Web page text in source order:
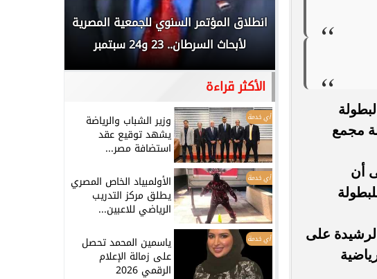
مجمع
أن
على
أوبو تطلق سلسلة رينو 16 في المملكة
لافت وقدرات...
انطلاق المؤتمر السنوي للجمعية المصرية
لأبحاث السرطان.. 23 و24 سبتمبر
الأكثر قراءة
أي خدمة وزير الشباب والرياضة
يشهد توقيع عقد
استضافة مصر...
أي خدمة الأولمبياد الخاص المصري
يطلق مركز التدريب
الرياضي للاعبين...
أي خدمة ياسمين المحمد تحصل
على زمالة الإعلام
الرقمي 2026